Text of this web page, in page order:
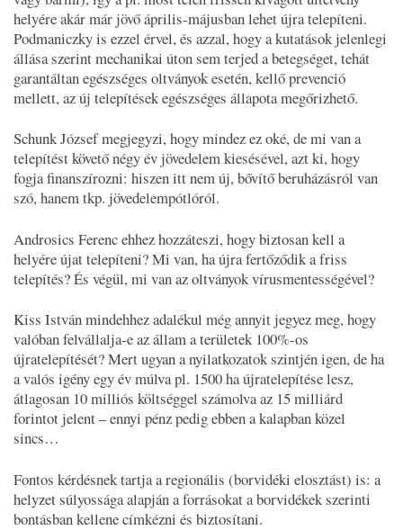
helyére akár már jövő április-májusban lehet újra telepíteni.
Podmaniczky is ezzel érvel, és azzal, hogy a kutatások jelenlegi
állása szerint mechanikai úton sem terjed a betegséget, tehát
garantáltan egészséges oltványok esetén, kellő prevenció
mellett, az új telepítések egészséges állapota megőrizhető.
Schunk József megjegyzi, hogy mindez ez oké, de mi van a
telepítést követő négy év jövedelem kiesésével, azt ki, hogy
fogja finanszírozni: hiszen itt nem új, bővítő beruházásról van
szó, hanem tkp. jövedelempótlóról.
Androsics Ferenc ehhez hozzáteszi, hogy biztosan kell a
helyére újat telepíteni? Mi van, ha újra fertőződik a friss
telepítés? És végül, mi van az oltványok vírusmentességével?
Kiss István mindehhez adalékul még annyit jegyez meg, hogy
valóban felvállalja-e az állam a területek 100%-os
újratelepítését? Mert ugyan a nyilatkozatok szintjén igen, de ha
a valós igény egy év múlva pl. 1500 ha újratelepítése lesz,
átlagosan 10 milliós költséggel számolva az 15 milliárd
forintot jelent – ennyi pénz pedig ebben a kalapban közel
sincs…
Fontos kérdésnek tartja a regionális (borvidéki elosztást) is: a
helyzet súlyossága alapján a forrásokat a borvidékek szerinti
bontásban kellene címkézni és biztosítani.